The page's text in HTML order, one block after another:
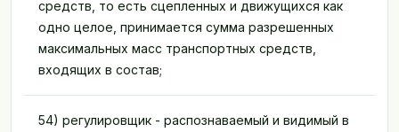
средств, то есть сцепленных и движущихся как
одно целое, принимается сумма разрешенных
максимальных масс транспортных средств,
входящих в состав;
54) регулировщик - распознаваемый и видимый в